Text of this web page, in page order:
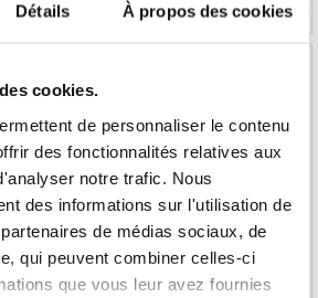
Détails À propos des cookies
cookies.
de personnaliser le contenu
des fonctionnalités relatives aux
notre trafic. Nous
des informations sur l'utilisation de
de médias sociaux, de
qui peuvent combiner celles-ci
que vous leur avez fournies
iPad Pro
Étui Ultra Mince avec Clavier Bluetooth pour
iPad Pro 11 2022/2021/2020/2018 - Rose
Doré